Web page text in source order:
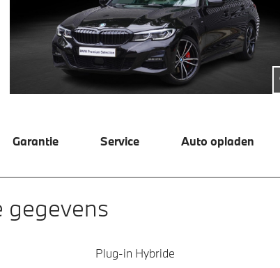
Garantie Service Auto opladen
gegevens
Plug-in Hybride